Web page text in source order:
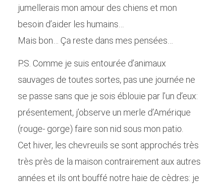
jumellerais mon amour des chiens et mon
besoin d’aider les humains…
Mais bon… Ça reste dans mes pensées…
P.S. Comme je suis entourée d’animaux
sauvages de toutes sortes, pas une journée ne
se passe sans que je sois éblouie par l’un d’eux:
présentement, j’observe un merle d’Amérique
(rouge- gorge) faire son nid sous mon patio.
Cet hiver, les chevreuils se sont approchés très
très près de la maison contrairement aux autres
années et ils ont bouffé notre haie de cèdres: je